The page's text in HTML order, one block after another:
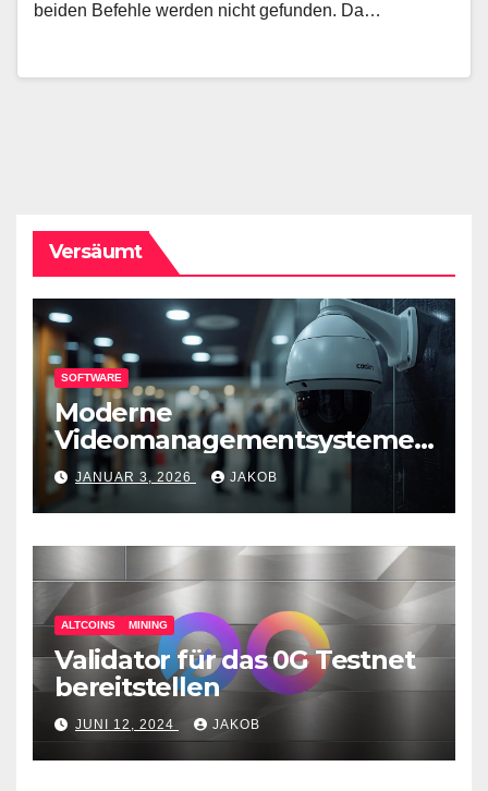
beiden Befehle werden nicht gefunden. Da…
Versäumt
SOFTWARE
Moderne
Videomanagementsysteme
(VMS) – mehr als nur
Überwachungswerkzeuge
JANUAR 3, 2026 JAKOB
ALTCOINS MINING
Validator für das 0G Testnet
bereitstellen
JUNI 12, 2024 JAKOB